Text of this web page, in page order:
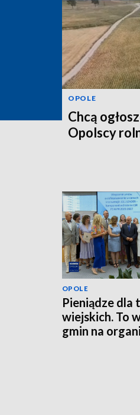
OPOLE
Chcą
Opolscy
OPOLE
Pieniądze dla
wiejskich. To
gmin na